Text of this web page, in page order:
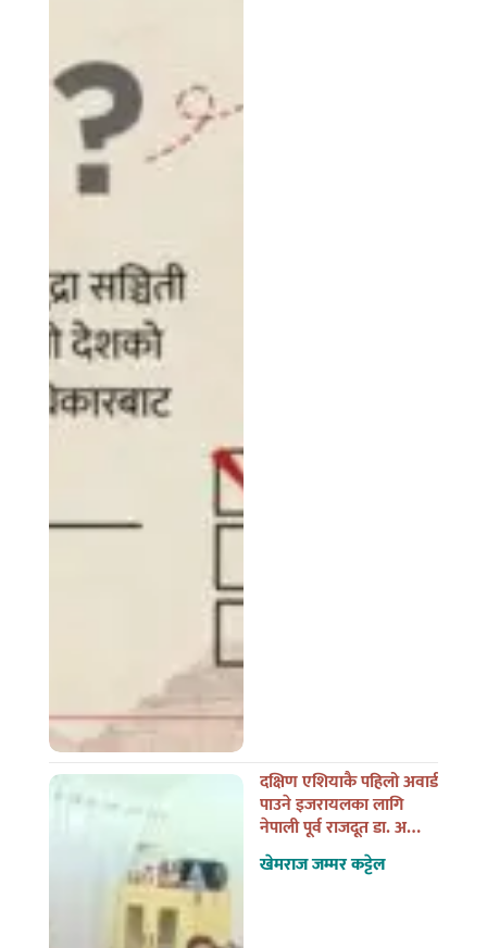
दक्षिण एशियाकै पहिलो अवार्ड
पाउने इजरायलका लागि
नेपाली पूर्व राजदूत डा. अन्जान
शाक्यसँगको त्यो भेट
खेमराज जम्मर कट्टेल